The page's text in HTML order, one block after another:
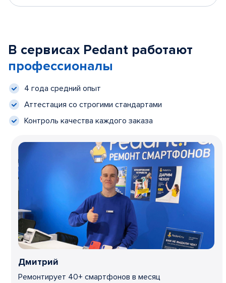
В сервисах Pedant работают
профессионалы
4 года средний опыт
Аттестация со строгими стандартами
Контроль качества каждого заказа
Дмитрий
Ремонтирует 40+ смартфонов в месяц